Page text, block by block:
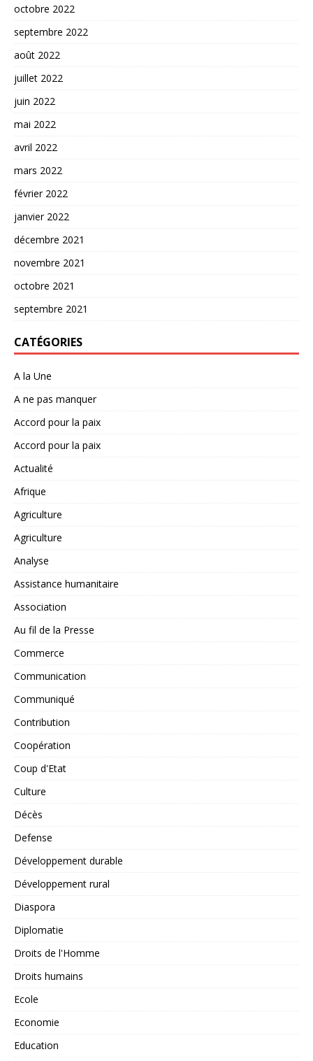
octobre 2022
septembre 2022
août 2022
juillet 2022
juin 2022
mai 2022
avril 2022
mars 2022
février 2022
janvier 2022
décembre 2021
novembre 2021
octobre 2021
septembre 2021
CATÉGORIES
A la Une
A ne pas manquer
Accord pour la paix
Accord pour la paix
Actualité
Afrique
Agriculture
Agriculture
Analyse
Assistance humanitaire
Association
Au fil de la Presse
Commerce
Communication
Communiqué
Contribution
Coopération
Coup d'Etat
Culture
Décès
Defense
Développement durable
Développement rural
Diaspora
Diplomatie
Droits de l'Homme
Droits humains
Ecole
Economie
Education